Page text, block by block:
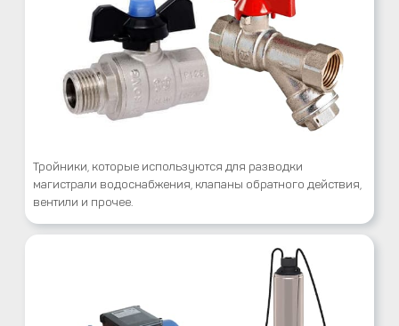
Тройники, которые используются для разводки
магистрали водоснабжения, клапаны обратного действия,
вентили и прочее.